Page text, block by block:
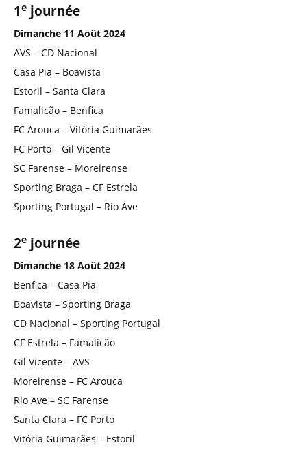
1e journée
Dimanche 11 Août 2024
AVS – CD Nacional
Casa Pia – Boavista
Estoril – Santa Clara
Famalicão – Benfica
FC Arouca – Vitória Guimarães
FC Porto – Gil Vicente
SC Farense – Moreirense
Sporting Braga – CF Estrela
Sporting Portugal – Rio Ave
2e journée
Dimanche 18 Août 2024
Benfica – Casa Pia
Boavista – Sporting Braga
CD Nacional – Sporting Portugal
CF Estrela – Famalicão
Gil Vicente – AVS
Moreirense – FC Arouca
Rio Ave – SC Farense
Santa Clara – FC Porto
Vitória Guimarães – Estoril